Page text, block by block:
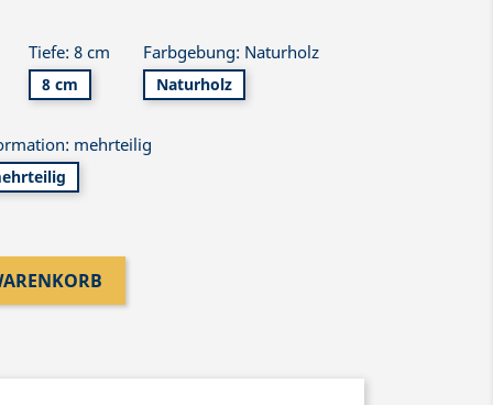
Tiefe: 8 cm
8 cm
Farbgebung: Naturholz
Naturholz
mehrteilig